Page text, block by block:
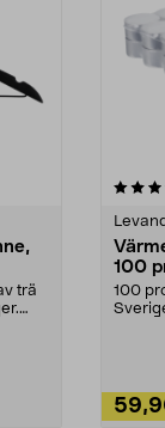
trä
100
100